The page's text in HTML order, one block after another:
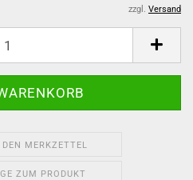
zzgl. Versand
DEN MERKZETTEL
ZUM PRODUKT